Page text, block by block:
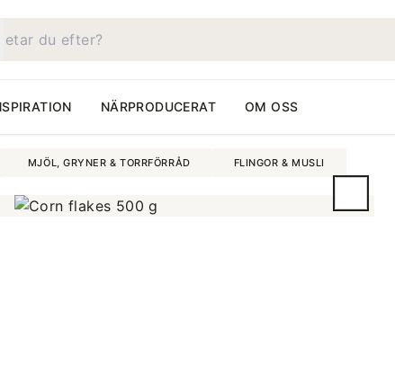
NÄRPRODUCERAT OM OSS
MJÖL, GRYNER & TORRFÖRRÅD FLINGOR & MUSLI